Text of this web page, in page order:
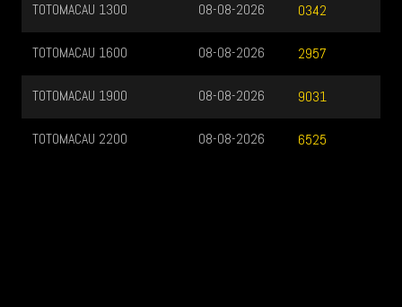
TOTOMACAU 1300 0342
08-08-2026
TOTOMACAU 1600 2957
08-08-2026
TOTOMACAU 1900 9031
08-08-2026
TOTOMACAU 2200 6525
08-08-2026